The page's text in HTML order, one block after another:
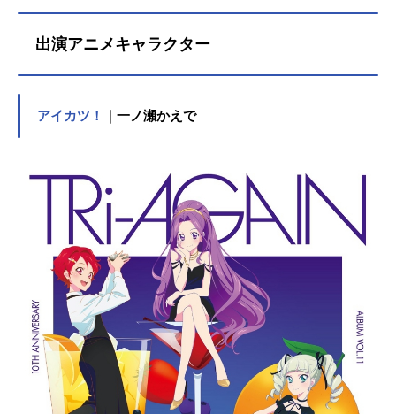
出演アニメキャラクター
アイカツ！ ｜一ノ瀬かえで